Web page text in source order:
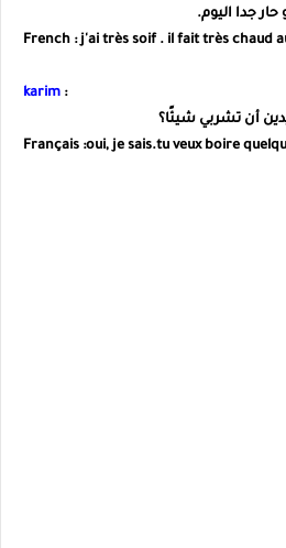
جدا اليوم.
French : j'ai très soif . il faittrès chaud
karim :
أن تشربي شيئًا؟
Français :oui, je sais.tu veux boire